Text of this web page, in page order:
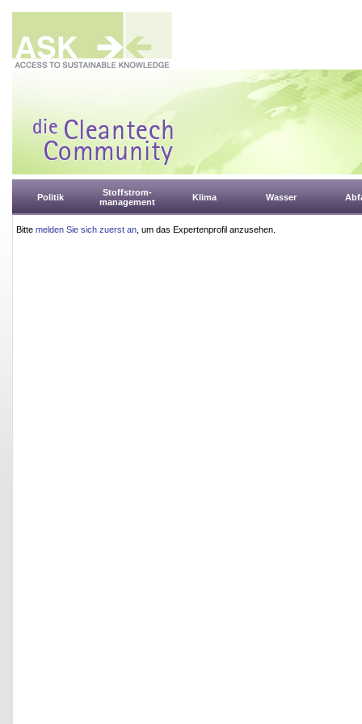
Politik
Stoffstrom-
management
Klima Wasser
Bitte melden Sie sich zuerst an , um das Expertenprofil anzusehen.